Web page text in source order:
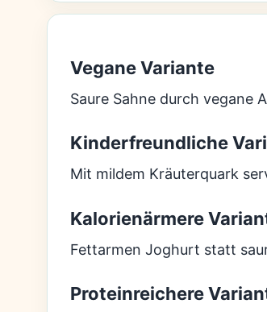
Vegane Variante
Saure Sahne durch vegane
Kinderfreundliche
Mit mildem Kräuterquark
Kalorienärmere
Fettarmen Joghurt statt
Proteinreichere